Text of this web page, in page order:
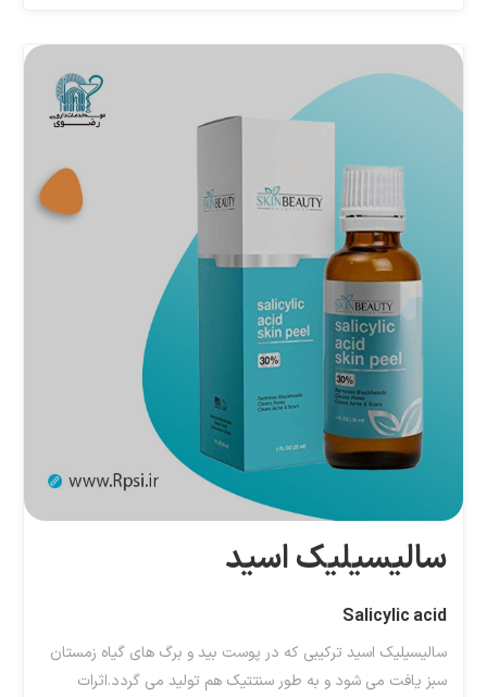
سالیسیلیک اسید
Salicylic acid
سالیسیلیک اسید ترکیبی که در پوست بید و برگ های گیاه زمستان
سبز یافت می شود و به طور سنتتیک هم تولید می گردد.اثرات